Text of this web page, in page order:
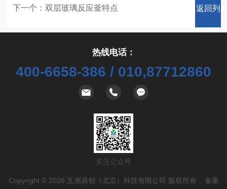
下一个： 双层玻璃反应釜特点 返回列
热线电话：
400-6658-386 / 010,87712860
关注公众号
Copyright © 2026 五洲鼎创（北京）科技有限公司 版权所有 备案